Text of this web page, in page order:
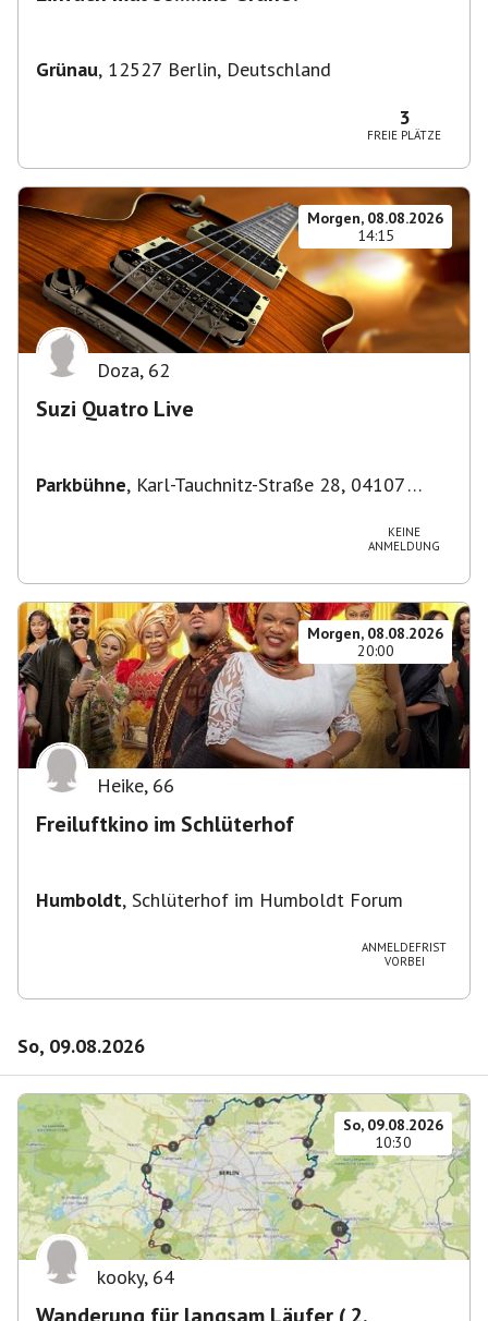
Grünau, 12527 Berlin, Deutschland
3
FREIE PLÄTZE
Morgen, 08.08.2026
14:15
Doza, 62
Suzi Quatro Live
Parkbühne, Karl-Tauchnitz-Straße 28, 04107
KEINE
ANMELDUNG
Morgen, 08.08.2026
20:00
Heike, 66
Freiluftkino im Schlüterhof
Humboldt, Schlüterhof im Humboldt Forum
ANMELDEFRIST
VORBEI
So, 09.08.2026
So, 09.08.2026
10:30
kooky, 64